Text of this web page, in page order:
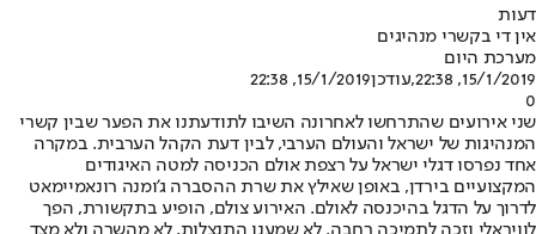
דעות
אין די בקשרי מנהיגים
מערכת היום
15/1/2019, 22:38
,עודכן15/1/2019, 22:38
0
שני אירועים שהתרחשו לאחרונה השיבו לתודעתנו את הפער שבין קשרי
המנהיגות של ישראל והעולם הערבי, לבין דעת הקהל הערבית. במקרה
אחד נפרסו דגלי ישראל על רצפת אולם הכניסה למטה האיגודים
המקצועיים בירדן, באופן שאילץ את שרת ההסברה ג'ומנה רונאמיימאט
לדרוך על הדגל בהיכנסה לאולם. האירוע צולם, הופיע בתקשורת, הפך